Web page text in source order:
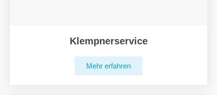
Klempnerservice
Mehr erfahren